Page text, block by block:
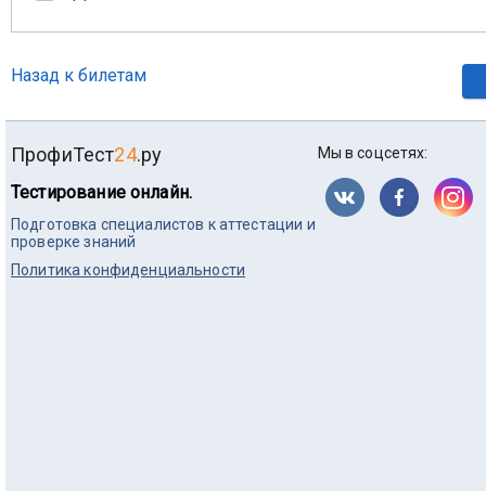
Назад к билетам
ПрофиТест24.ру
Тестирование онлайн.
Подготовка специалистов к аттестации и
проверке знаний
Политика конфиденциальности
Мы в соцсетях: